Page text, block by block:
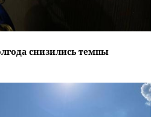
снизились темпы